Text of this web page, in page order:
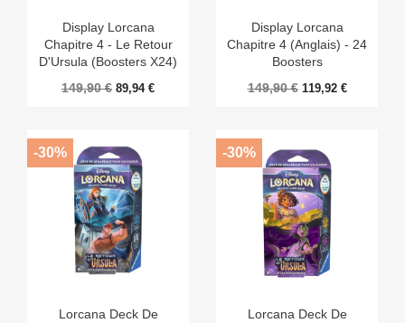
Display Lorcana
Chapitre 4 - Le Retour
D'Ursula (Boosters X24)
149,90 € 89,94 €
Display Lorcana
Chapitre 4 (Anglais) - 24
Boosters
149,90 € 119,92 €
Lorcana Deck De
-30%
Lorcana Deck De
-30%